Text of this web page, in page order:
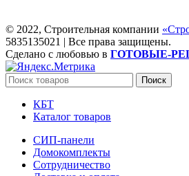
© 2022, Строительная компании
5835135021 | Все права защищены.
Сделано с любовью в ГОТОВЫЕ-
Поиск
КБТ
Каталог товаров
СИП-панели
Домокомплекты
Сотрудничество